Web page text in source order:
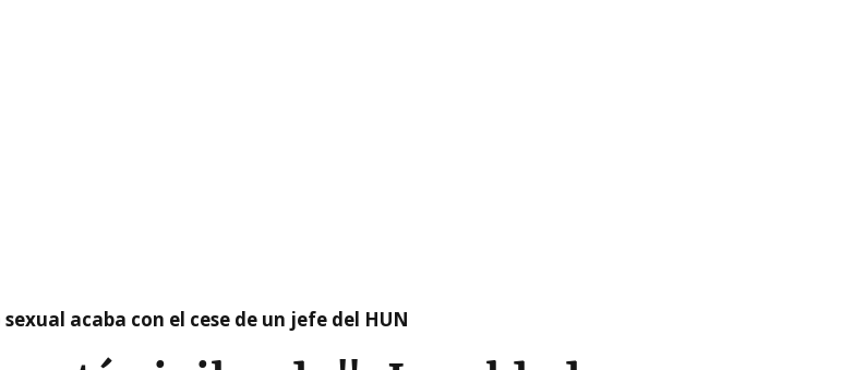
acaba con el cese de un jefe del HUN